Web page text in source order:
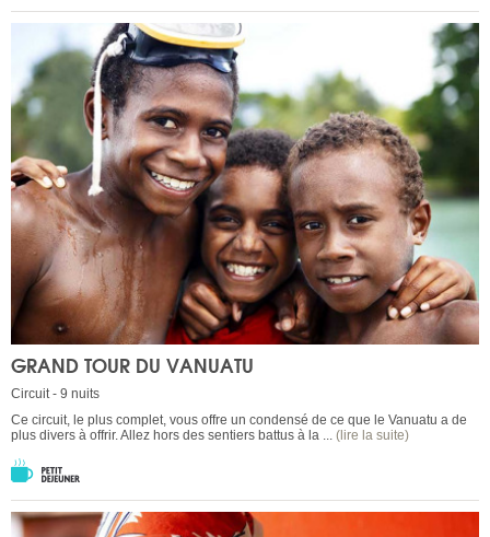
GRAND TOUR DU VANUATU
Circuit - 9 nuits
Ce circuit, le plus complet, vous offre un condensé de ce que le Vanuatu a de
plus divers à offrir. Allez hors des sentiers battus à la ... (lire la suite)